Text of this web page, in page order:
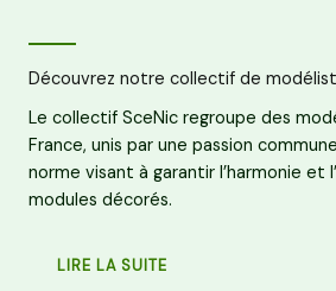
Découvrez notre collectif de
Le collectif SceNic regroupe des
France, unis par une passion
norme visant à garantir l’harmonie et
modules décorés.
LIRE LA SUITE